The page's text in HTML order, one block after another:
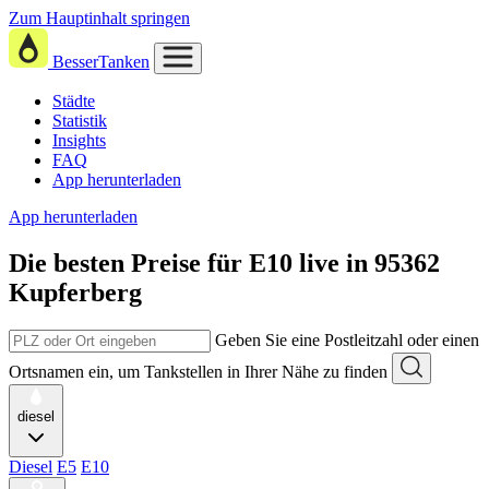
Zum Hauptinhalt springen
BesserTanken
Städte
Statistik
Insights
FAQ
App herunterladen
App herunterladen
Die besten Preise für E10 live in 95362
Kupferberg
Geben Sie eine Postleitzahl oder einen
Ortsnamen ein, um Tankstellen in Ihrer Nähe zu finden
diesel
Diesel E5 E10